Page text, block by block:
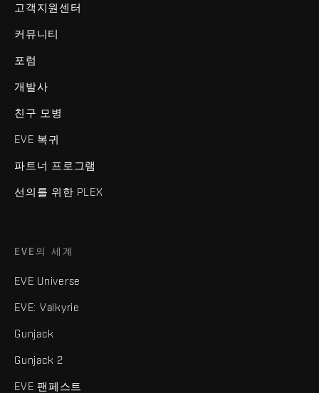
고객지원센터
커뮤니티
포럼
개발사
친구 모병
EVE 복귀
파트너 프로그램
선의를 위한 PLEX
EVE의 세계
EVE Universe
EVE: Valkyrie
Gunjack
Gunjack 2
EVE 팬페스트